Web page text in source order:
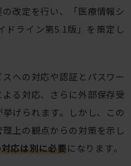
改定を行い、「医療情報シ
ドライン第5.1版」を策定し
への対応や認証とパスワー
る対応、さらに外部保存受
げられます。しかし、この
上の観点からの対策を示し
応は別に必要になります。